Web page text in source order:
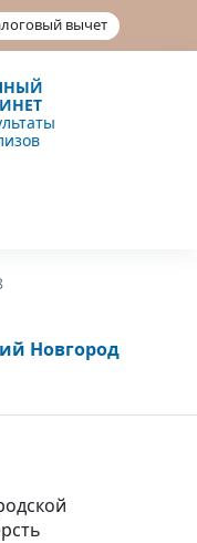
вычет
Новгород